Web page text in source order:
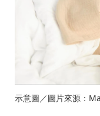
示意圖／圖片來源：